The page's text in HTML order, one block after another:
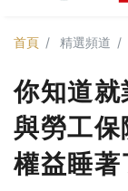
首頁 精選頻道
你知道就
與勞工
權益睡著